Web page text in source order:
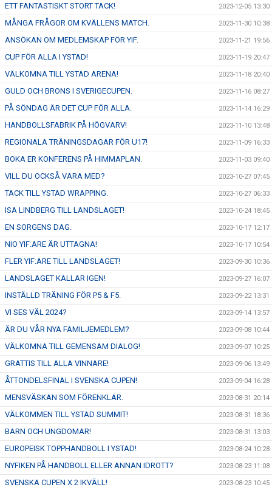
ETT FANTASTISKT STORT TACK! 2023-12-05 13:30
MÅNGA FRÅGOR OM KVÄLLENS MATCH. 2023-11-30 10:38
ANSÖKAN OM MEDLEMSKAP FÖR YIF. 2023-11-21 19:56
CUP FÖR ALLA I YSTAD! 2023-11-19 20:47
VÄLKOMNA TILL YSTAD ARENA! 2023-11-18 20:40
GULD OCH BRONS I SVERIGECUPEN. 2023-11-16 08:27
PÅ SÖNDAG ÄR DET CUP FÖR ALLA. 2023-11-14 16:29
HANDBOLLSFABRIK PÅ HÖGVARV! 2023-11-10 13:48
REGIONALA TRÄNINGSDAGAR FÖR U17! 2023-11-09 16:33
BOKA ER KONFERENS PÅ HIMMAPLAN. 2023-11-03 09:40
VILL DU OCKSÅ VARA MED? 2023-10-27 07:45
TACK TILL YSTAD WRAPPING. 2023-10-27 06:33
ISA LINDBERG TILL LANDSLAGET! 2023-10-24 18:45
EN SORGENS DAG. 2023-10-17 12:17
NIO YIF:ARE ÄR UTTAGNA! 2023-10-17 10:54
FLER YIF:ARE TILL LANDSLAGET! 2023-09-30 10:36
LANDSLAGET KALLAR IGEN! 2023-09-27 16:07
INSTÄLLD TRÄNING FÖR P5 & F5. 2023-09-22 13:31
VI SES VÄL 2024? 2023-09-14 13:57
ÄR DU VÅR NYA FAMILJEMEDLEM? 2023-09-08 10:44
VÄLKOMNA TILL GEMENSAM DIALOG! 2023-09-07 10:25
GRATTIS TILL ALLA VINNARE! 2023-09-06 13:49
ÅTTONDELSFINAL I SVENSKA CUPEN! 2023-09-04 16:28
MENSVÄSKAN SOM FÖRENKLAR. 2023-08-31 20:14
VÄLKOMMEN TILL YSTAD SUMMIT! 2023-08-31 18:36
BARN OCH UNGDOMAR! 2023-08-31 13:03
EUROPEISK TOPPHANDBOLL I YSTAD! 2023-08-24 10:28
NYFIKEN PÅ HANDBOLL ELLER ANNAN IDROTT? 2023-08-23 11:08
SVENSKA CUPEN X 2 IKVÄLL! 2023-08-23 10:45